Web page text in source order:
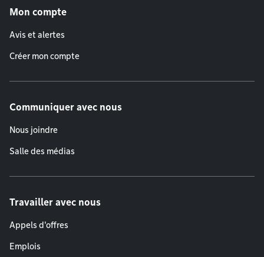
Mon compte
Avis et alertes
Créer mon compte
Communiquer avec nous
Nous joindre
Salle des médias
Travailler avec nous
Appels d'offres
Emplois